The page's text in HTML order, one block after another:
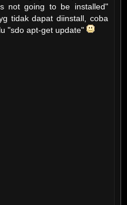
not going to be installed"
tidak dapat diinstall, coba
"sdo apt-get update"